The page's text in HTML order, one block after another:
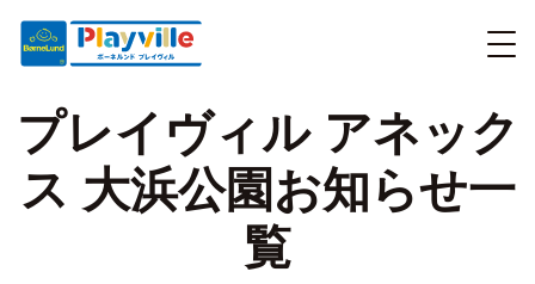
プレイヴィル アネック
ス 大浜公園お知らせ一
覧